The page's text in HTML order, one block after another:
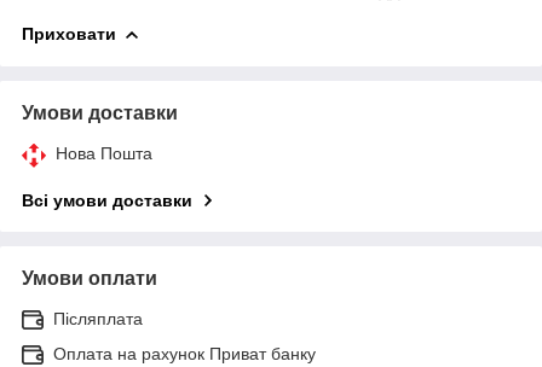
Приховати
Умови доставки
Нова Пошта
Всі умови доставки
Умови оплати
Післяплата
Оплата на рахунок Приват банку